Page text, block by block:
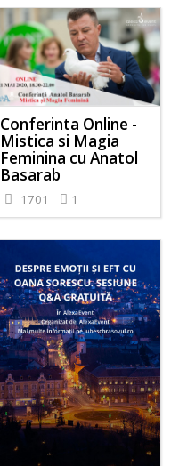
Conferinta Online -
Mistica si Magia
Feminina cu Anatol
Basarab
1701 1